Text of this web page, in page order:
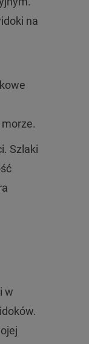
na
Szlaki
w